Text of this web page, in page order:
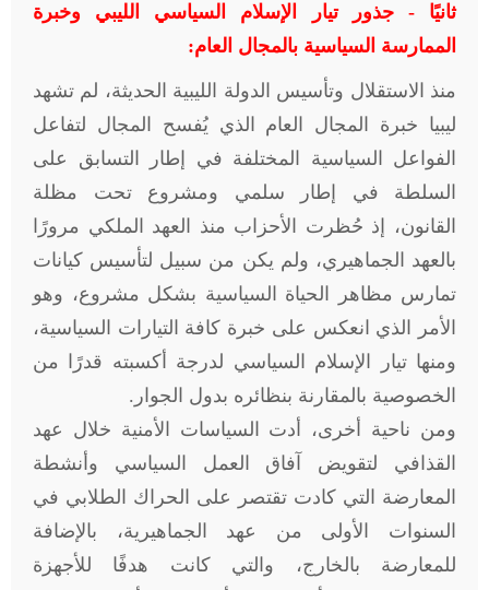
ثانيًا - جذور تيار الإسلام السياسي الليبي وخبرة
الممارسة السياسية بالمجال العام:
منذ الاستقلال وتأسيس الدولة الليبية الحديثة، لم تشهد
ليبيا خبرة المجال العام الذي يُفسح المجال لتفاعل
الفواعل السياسية المختلفة في إطار التسابق على
السلطة في إطار سلمي ومشروع تحت مظلة
القانون، إذ حُظرت الأحزاب منذ العهد الملكي مرورًا
بالعهد الجماهيري، ولم يكن من سبيل لتأسيس كيانات
تمارس مظاهر الحياة السياسية بشكل مشروع، وهو
الأمر الذي انعكس على خبرة كافة التيارات السياسية،
ومنها تيار الإسلام السياسي لدرجة أكسبته قدرًا من
الخصوصية بالمقارنة بنظائره بدول الجوار.
ومن ناحية أخرى، أدت السياسات الأمنية خلال عهد
القذافي لتقويض آفاق العمل السياسي وأنشطة
المعارضة التي كادت تقتصر على الحراك الطلابي في
السنوات الأولى من عهد الجماهيرية، بالإضافة
للمعارضة بالخارج، والتي كانت هدفًا للأجهزة